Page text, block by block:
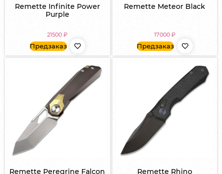
Remette Infinite Power
Purple
21500₽
Предзаказ
Remette Meteor Black
17000 ₽
Предзаказ
Remette Peregrine Falcon
Remette Rhino